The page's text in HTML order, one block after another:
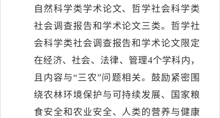
自然科学类学术论文、哲学社会科学类
社会调查报告和学术论文三类。哲学社
会科学类社会调查报告和学术论文限定
在经济、社会、法律、管理4个学科内，
且内容与“三农”问题相关。鼓励紧密围
绕农林环境保护与可持续发展、国家粮
食安全和农业安全、人类的营养与健康